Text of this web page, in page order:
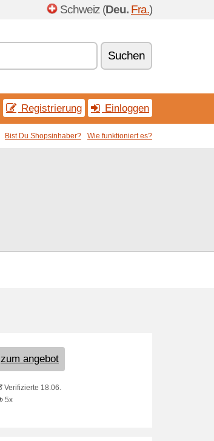
Schweiz (Deu. Fra.)
Suchen
Registrierung Einloggen
Bist Du Shopsinhaber? Wie funktioniert es?
zum angebot
Verifizierte 18.06.
5x